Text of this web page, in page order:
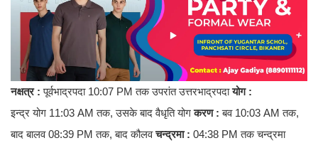
नक्षत्र :पूर्वभाद्रपदा 10:07 PM तक उपरांत उत्तरभाद्रपदायोग :
इन्द्र योग 11:03 AM तक, उसके बाद वैधृति योगकरण :बव 10:03 AM तक,
बाद बालव 08:39 PM तक, बाद कौलवचन्द्रमा : 04:38 PM तक चन्द्रमा